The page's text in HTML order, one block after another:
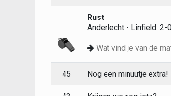
Rust
Anderlecht - Linfield: 2-0
Wat vind je van de
45 Nog een minuutje extra!